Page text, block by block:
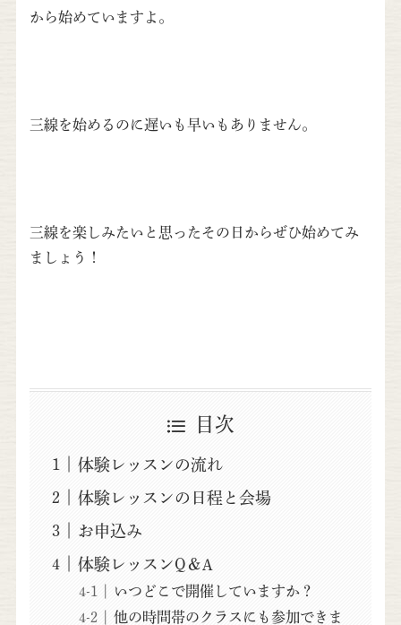
から始めていますよ。
三線を始めるのに遅いも早いもありません。
三線を楽しみたいと思ったその日からぜひ始めてみ
ましょう！
目次
体験レッスンの流れ
体験レッスンの日程と会場
お申込み
体験レッスンQ＆A
いつどこで開催していますか？
他の時間帯のクラスにも参加できま